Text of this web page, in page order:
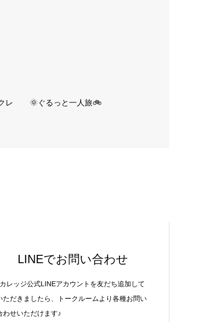
レ
🌞ぐるっと一人旅🚲
LINEでお問い合わせ
レッジ公式LINEアカウントを友だち追加して
ただきましたら、トークルームより各種お問い
わせいただけます♪